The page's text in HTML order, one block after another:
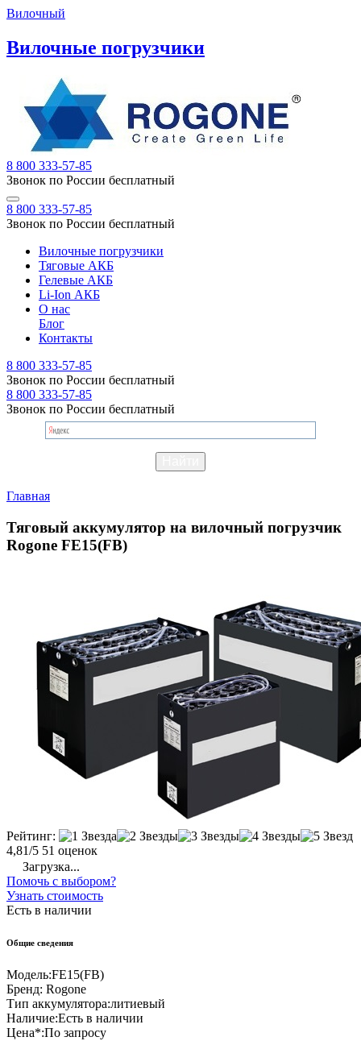
Вилочный
Вилочные погрузчики
8 800 333-57-85
Звонок по России бесплатный
8 800 333-57-85
Звонок по России бесплатный
Вилочные погрузчики
Тяговые АКБ
Гелевые АКБ
Li-Ion АКБ
О нас
Блог
Контакты
8 800 333-57-85
Звонок по России бесплатный
8 800 333-57-85
Звонок по России бесплатный
Главная
Тяговый аккумулятор на вилочный погрузчик
Rogone FE15(FB)
Рейтинг:
4,81/5 51 оценок
Загрузка...
Помочь с выбором?
Узнать стоимость
Есть в наличии
Общие сведения
Модель:FE15(FB)
Бренд: Rogone
Тип аккумулятора:литиевый
Наличие:Есть в наличии
Цена*:По запросу